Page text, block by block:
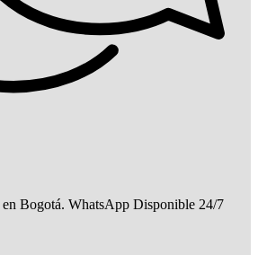
Bogotá. WhatsApp Disponible 24/7